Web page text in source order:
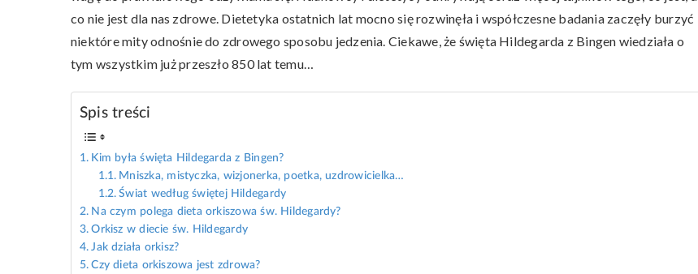
co nie jest dla nas zdrowe. Dietetyka ostatnich lat mocno się rozwinęła i współczesne badania zaczęły burzyć
niektóre mity odnośnie do zdrowego sposobu jedzenia. Ciekawe, że święta Hildegarda z Bingen wiedziała o
tym wszystkim już przeszło 850 lat temu…
Spis treści
Kim była święta Hildegarda z Bingen?
Mniszka, mistyczka, wizjonerka, poetka, uzdrowicielka…
Świat według świętej Hildegardy
Na czym polega dieta orkiszowa św. Hildegardy?
Orkisz w diecie św. Hildegardy
Jak działa orkisz?
Czy dieta orkiszowa jest zdrowa?